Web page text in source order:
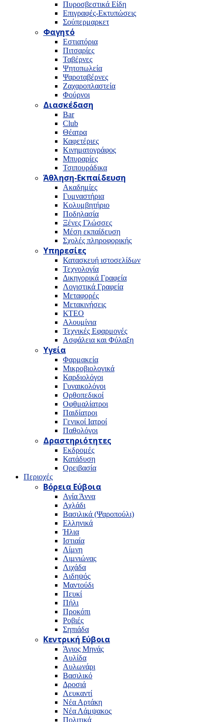
Πυροσβεστικά Είδη
Επιγραφές-Εκτυπώσεις
Σούπερμαρκετ
Φαγητό
Εστιατόρια
Πιτσαρίες
Ταβέρνες
Ψητοπωλεία
Ψαροταβέρνες
Ζαχαροπλαστεία
Φούρνοι
Διασκέδαση
Bar
Club
Θέατρα
Καφετέριες
Κινηματογράφος
Μπυραρίες
Τσιπουράδικα
Άθληση-Εκπαίδευση
Ακαδημίες
Γυμναστήρια
Κολυμβητήριο
Ποδηλασία
Ξένες Γλώσσες
Μέση εκπαίδευση
Σχολές πληροφορικής
Υπηρεσίες
Κατασκευή ιστοσελίδων
Τεχνολογία
Δικηγορικά Γραφεία
Λογιστικά Γραφεία
Μεταφορές
Μετακινήσεις
ΚΤΕΟ
Αλουμίνια
Τεχνικές Εφαρμογές
Ασφάλεια και Φύλαξη
Υγεία
Φαρμακεία
Μικροβιολογικά
Καρδιολόγοι
Γυναικολόγοι
Ορθοπεδικοί
Οφθμαλίατροι
Παιδίατροι
Γενικοί Ιατροί
Παθολόγοι
Δραστηριότητες
Εκδρομές
Κατάδυση
Ορειβασία
Περιοχές
Βόρεια Εύβοια
Αγία Άννα
Αχλάδι
Βασιλικά (Ψαροπούλι)
Ελληνικά
Ήλια
Ιστιαία
Λίμνη
Λιμνιώνας
Λιχάδα
Αιδηψός
Μαντούδι
Πευκί
Πήλι
Προκόπι
Ροβιές
Σηπιάδα
Κεντρική Εύβοια
Άγιος Μηνάς
Αυλίδα
Αυλωνάρι
Βασιλικό
Δροσιά
Λευκαντί
Νέα Αρτάκη
Νέα Λάμψακος
Πολιτικά